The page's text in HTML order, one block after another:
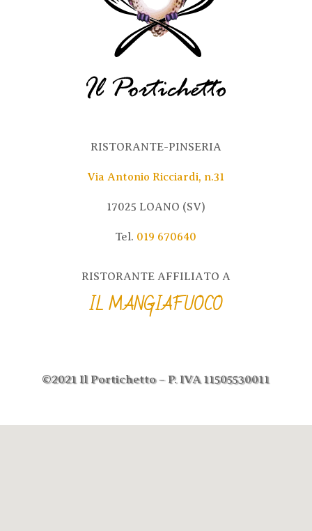
RISTORANTE-PINSERIA
Via Antonio Ricciardi, n.31
17025 LOANO (SV)
Tel. 019 670640
RISTORANTE AFFILIATO A
ILMANGIAFUOCO
©2021 Il Portichetto – P. IVA 11505530011